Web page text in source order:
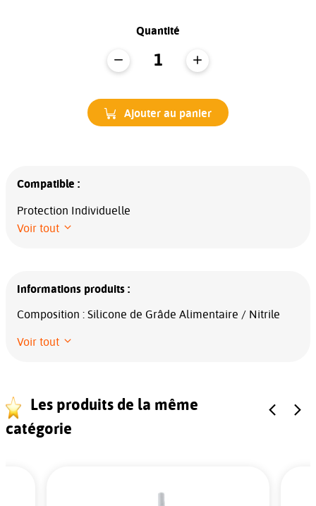
Quantité
Ajouter au panier
Compatible :
Protection Individuelle
Voir tout
Informations produits :
Composition : Silicone de Grâde Alimentaire / Nitrile
Voir tout
Les produits de la même
catégorie